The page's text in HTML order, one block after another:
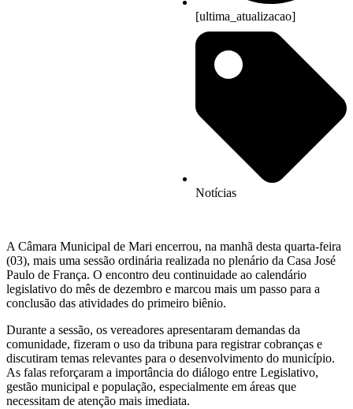
[ultima_atualizacao]
Notícias
A Câmara Municipal de Mari encerrou, na manhã desta quarta-feira
(03), mais uma sessão ordinária realizada no plenário da Casa José
Paulo de França. O encontro deu continuidade ao calendário
legislativo do mês de dezembro e marcou mais um passo para a
conclusão das atividades do primeiro biênio.
Durante a sessão, os vereadores apresentaram demandas da
comunidade, fizeram o uso da tribuna para registrar cobranças e
discutiram temas relevantes para o desenvolvimento do município.
As falas reforçaram a importância do diálogo entre Legislativo,
gestão municipal e população, especialmente em áreas que
necessitam de atenção mais imediata.